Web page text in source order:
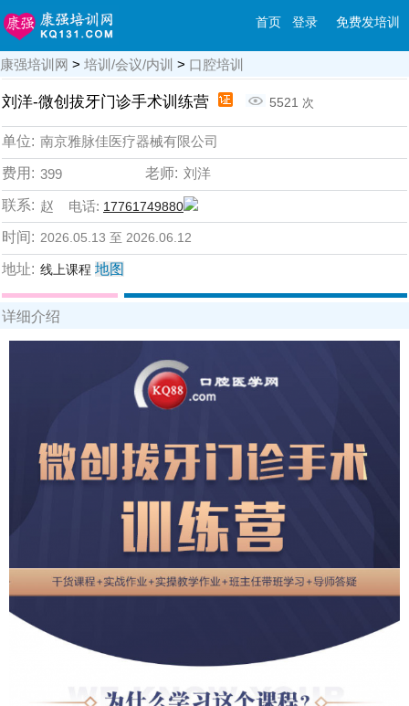
首页 登录 免费发培训
康强培训网 > 培训/会议/内训 > 口腔培训
刘洋-微创拔牙门诊手术训练营 5521 次
单位: 南京雅脉佳医疗器械有限公司
费用: 399 老师: 刘洋
联系: 赵 电话: 17761749880
时间: 2026.05.13 至 2026.06.12
地址: 线上课程 地图
详细介绍